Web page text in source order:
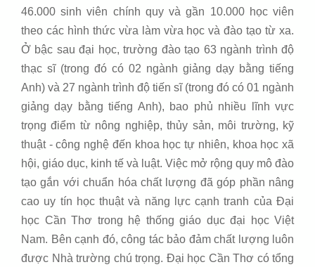
46.000 sinh viên chính quy và gần 10.000 học viên
theo các hình thức vừa làm vừa học và đào tạo từ xa.
Ở bậc sau đại học, trường đào tạo 63 ngành trình độ
thạc sĩ (trong đó có 02 ngành giảng dạy bằng tiếng
Anh) và 27 ngành trình độ tiến sĩ (trong đó có 01 ngành
giảng dạy bằng tiếng Anh), bao phủ nhiều lĩnh vực
trọng điểm từ nông nghiệp, thủy sản, môi trường, kỹ
thuật - công nghệ đến khoa học tự nhiên, khoa học xã
hội, giáo dục, kinh tế và luật. Việc mở rộng quy mô đào
tạo gắn với chuẩn hóa chất lượng đã góp phần nâng
cao uy tín học thuật và năng lực cạnh tranh của Đại
học Cần Thơ trong hệ thống giáo dục đại học Việt
Nam. Bên cạnh đó, công tác bảo đảm chất lượng luôn
được Nhà trường chú trọng. Đại học Cần Thơ có tổng